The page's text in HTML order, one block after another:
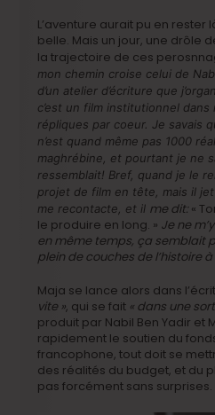
L’aventure aurait pu en rester
belle. Mais un jour, une drôle
la trajectoire de ces
mon chemin croise celui de
d’un atelier d’écriture que
c’est un film institutionnel
répliques par coeur. Je savais
n’est quand même pas 1000
maghrébine, et pourtant je ne
ressemblait! Bref, quand je le
projet de film en tête, mais il
me recontacte, et il me dit:«
le produire en long. » Je ne
en même temps, ça semblait
plein de couches de l’histoire
Maja se lance alors dans
vite », qui se fait « dans une
produit par Nabil Ben Yadir et
rapidement le soutien du
francophone, tout doit se
des réalités du budget, et du
pas forcément sans surprises.